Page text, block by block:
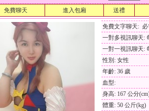
免費聊天 進入包廂 送禮
免費文字聊天:
一對多視訊聊天:
一對一視訊聊天:
性別: 女性
年齡: 36 歲
血型:
身高: 167 公分
體重: 50 公斤(kg)